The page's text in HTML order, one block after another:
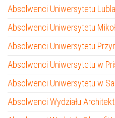
Absolwenci Uniwersytetu
Absolwenci Uniwersytetu
Absolwenci Uniwersytetu
Absolwenci Uniwersytetu w
Absolwenci Uniwersytetu w
Absolwenci Wydziału